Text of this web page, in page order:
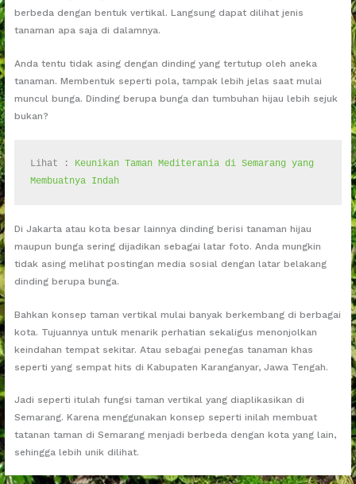
berbeda dengan bentuk vertikal. Langsung dapat dilihat jenis
tanaman apa saja di dalamnya.
Anda tentu tidak asing dengan dinding yang tertutup oleh aneka
tanaman. Membentuk seperti pola, tampak lebih jelas saat mulai
muncul bunga. Dinding berupa bunga dan tumbuhan hijau lebih sejuk
bukan?
Lihat : Keunikan Taman Mediterania di Semarang yang
Membuatnya Indah
Di Jakarta atau kota besar lainnya dinding berisi tanaman hijau
maupun bunga sering dijadikan sebagai latar foto. Anda mungkin
tidak asing melihat postingan media sosial dengan latar belakang
dinding berupa bunga.
Bahkan konsep taman vertikal mulai banyak berkembang di berbagai
kota. Tujuannya untuk menarik perhatian sekaligus menonjolkan
keindahan tempat sekitar. Atau sebagai penegas tanaman khas
seperti yang sempat hits di Kabupaten Karanganyar, Jawa Tengah.
Jadi seperti itulah fungsi taman vertikal yang diaplikasikan di
Semarang. Karena menggunakan konsep seperti inilah membuat
tatanan taman di Semarang menjadi berbeda dengan kota yang lain,
sehingga lebih unik dilihat.